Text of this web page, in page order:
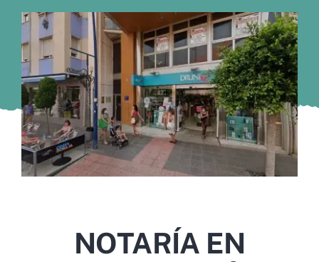
Gijón
Vigo
Córdoba
Todas las CCAA
NOTARÍA EN